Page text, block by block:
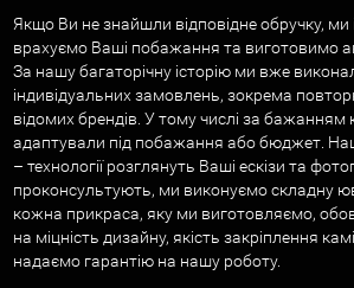
Якщо Ви не знайшли відповідне обручку,
врахуємо Ваші побажання та виготовимо
За нашу багаторічну історію ми вже
індивідуальних замовлень, зокрема
відомих брендів. У тому числі за бажанням
адаптували під побажання або бюджет.
– технології розглянуть Ваші ескізи та
проконсультують, ми виконуємо складну
кожна прикраса, яку ми виготовляємо,
на міцність дизайну, якість закріплення
надаємо гарантію на нашу роботу.